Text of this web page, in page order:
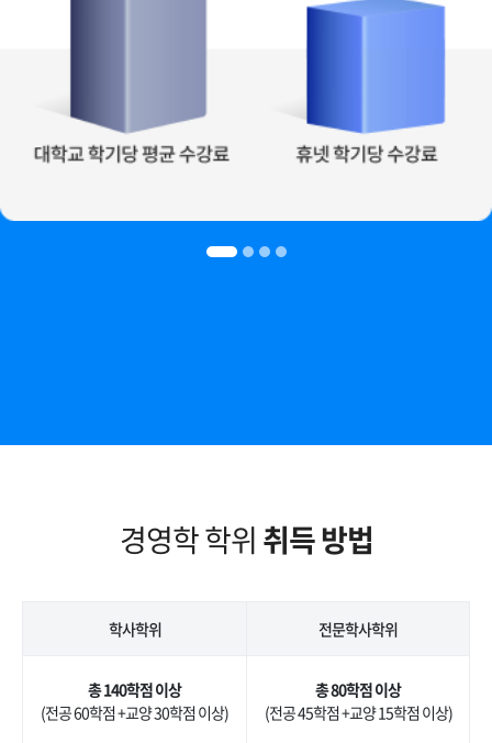
경영학 학위 취득 방법
학사학위 전문학사학위
총 140학점 이상
(전공 60학점 +교양 30학점 이상)
총 80학점 이상
(전공 45학점 +교양 15학점 이상)